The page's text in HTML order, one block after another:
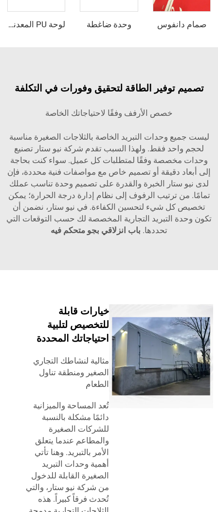
وحدة ضاغطة لوحة PU المعدنية المطروقة
توفير الطاقة لتحقيق وفورات في التكلفة
خصص الأرفف وفقًا لاحتياجاتك الخاصة
وحدات التبريد الخاصة بالثلاجات الصغيرة مناسبة
فقط. ولهذا السبب تقدم شركة نيو ستار تصنيع
وفقًا لمتطلبات كل عميل. سواء كنت بحاجة
دقيقة أو تصميم خاص مع مواصفات فنية محددة، فإن
الخبرة والقدرة على تصميم وحدة تناسب عملك
ترتيب الرفوف إلى نظام إدارة درجة الحرارة؛ يمكن
شيء لتحسين الكفاءة. في نيو ستار، نضمن أن
التبريد التجارية المخصصة لك حسب التوقعات التي
باب انزلاقي بجو متحكم فيه
خيارات قابلة
للتخصيص لتلبية
احتياجاتك المحددة
مثالية لنشاطك التجاري
الصغير ومنطقة تناول
الطعام
تُعد المساحة والميزانية
دائمًا مشكلة بالنسبة
للشركات الصغيرة
والمطاعم عندما يتعلق
الأمر بالتبريد. وهنا تأتي
أهمية وحدات التبريد
الصغيرة القابلة للدخول
من شركة نيو ستار، والتي
تُحدث فرقاً كبيراً. هذه